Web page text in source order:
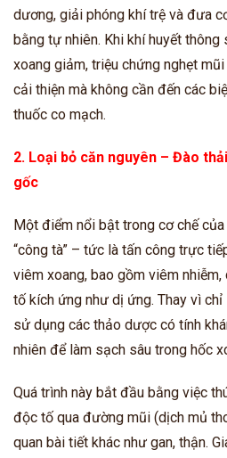
dương, giải phóng khí trệ và đưa
bằng tự nhiên. Khi khí huyết
xoang giảm, triệu chứng nghẹt
cải thiện mà không cần đến các
thuốc co mạch.
2. Loại bỏ căn nguyên – Đào
gốc
Một điểm nổi bật trong cơ chế
“công tà” – tức là tấn công trực
viêm xoang, bao gồm viêm
tố kích ứng như dị ứng. Thay vì
sử dụng các thảo dược có tính
nhiên để làm sạch sâu trong hốc
Quá trình này bắt đầu bằng việc
độc tố qua đường mũi (dịch mủ
quan bài tiết khác như gan, thận.